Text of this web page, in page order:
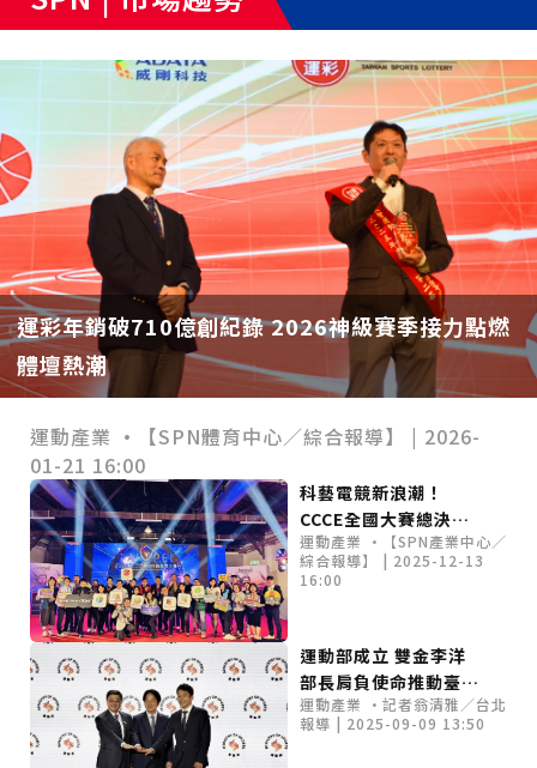
運彩年銷破710億創紀錄 2026神級賽季接力點燃
體壇熱潮
運動產業 •【SPN體育中心／綜合報導】 | 2026-
01-21 16:00
科藝電競新浪潮！
CCCE全國大賽總決賽
引爆松菸 AI、虛擬運
動成千人焦點！
運動產業 •【SPN產業中心／
綜合報導】 | 2025-12-13
16:00
運動部成立 雙金李洋
部長肩負使命推動臺灣
體育新未來
運動產業 •記者翁清雅／台北
報導 | 2025-09-09 13:50